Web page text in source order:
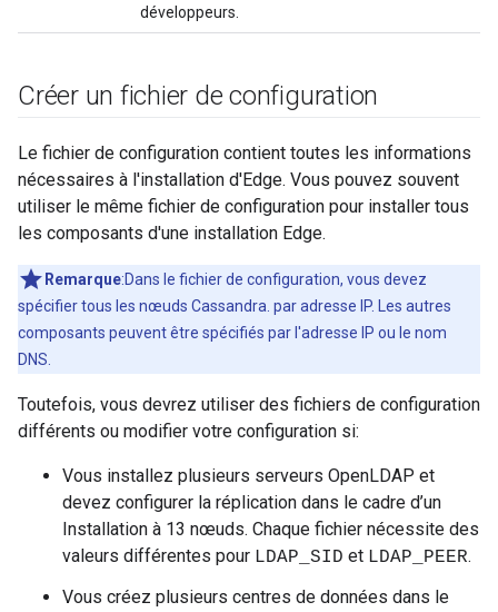
développeurs.
Créer un fichier de configuration
Le fichier de configuration contient toutes les informations
nécessaires à l'installation d'Edge. Vous pouvez souvent
utiliser le même fichier de configuration pour installer tous
les composants d'une installation Edge.
Remarque:Dans le fichier de configuration, vous devez
spécifier tous les nœuds Cassandra. par adresse IP. Les autres
composants peuvent être spécifiés par l'adresse IP ou le nom
DNS.
Toutefois, vous devrez utiliser des fichiers de configuration
différents ou modifier votre configuration si:
Vous installez plusieurs serveurs OpenLDAP et
devez configurer la réplication dans le cadre d’un
Installation à 13 nœuds. Chaque fichier nécessite des
valeurs différentes pour LDAP_SID et LDAP_PEER.
Vous créez plusieurs centres de données dans le